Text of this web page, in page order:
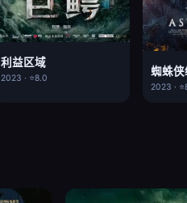
利益区域
2023 · ⭐8.0
蜘蛛
2023 ·